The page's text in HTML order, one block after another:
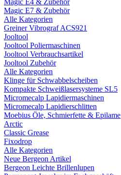
Magic E4 & Zubehör
Magic E7 & Zubehör
Alle Kategorien
Greiner Vibrograf ACS921
Jooltool
Jooltool Poliermaschinen
Jooltool Verbrauchsartikel
Jooltool Zubehör
Alle Kategorien
Klinge für Schwabbelscheiben
Kompakte Schweißlasersysteme SL5
Micromecalp Lapidiermaschinen
Micromecalp Lapidierschlitten
Moebius Öle, Schmierfette & Epilame
Arctic
Classic Grease
Fixodrop
Alle Kategorien
Neue Bergeon Artikel
Bergeon Leichte Brillenlupen